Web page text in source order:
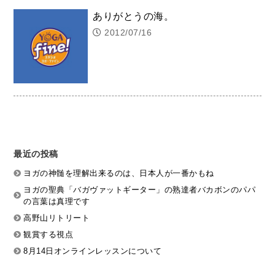
ありがとうの海。
2012/07/16
最近の投稿
ヨガの神髄を理解出来るのは、日本人が一番かもね
ヨガの聖典「バガヴァットギーター」の熟達者バカボンのパパ
の言葉は真理です
高野山リトリート
観賞する視点
8月14日オンラインレッスンについて